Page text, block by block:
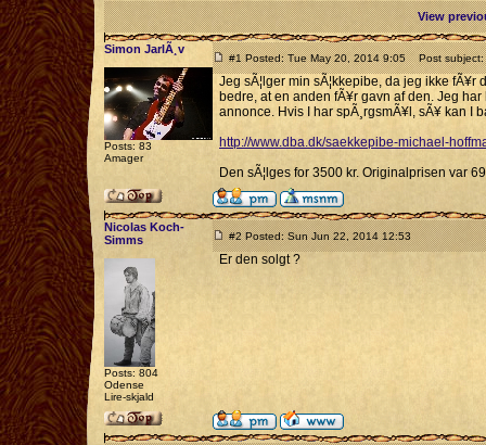
View
Simon JarlÃ¸v
Posts: 83
Amager
#1 Posted: Tue May 20, 2014 9:05 Post subject:
Jeg sÃ¦lger min sÃ¦kkepibe, da jeg ikke
bedre, at en anden fÃ¥r gavn af den. Jeg
annonce. Hvis I har spÃ¸rgsmÃ¥l, sÃ¥ kan I
http://www.dba.dk/saekkepibe-michael-
Den sÃ¦lges for 3500 kr. Originalprisen var
Nicolas Koch-
Simms
Posts: 804
Odense
Lire-skjald
#2 Posted: Sun Jun 22, 2014 12:53
Er den solgt ?